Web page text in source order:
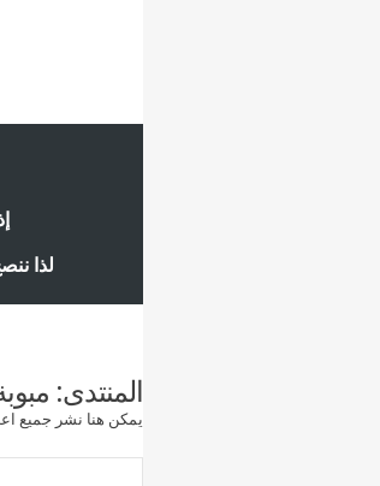
إ
لذا
المنتدى: مبوبة 6
يمكن هنا نشر جميع